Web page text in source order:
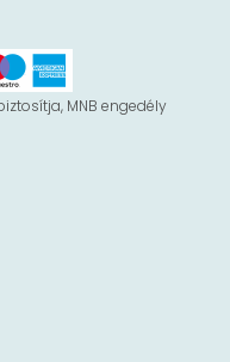
MNB engedély